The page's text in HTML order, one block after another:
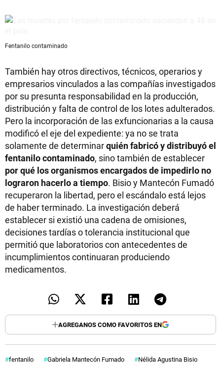
Fentanilo contaminado
También hay otros directivos, técnicos, operarios y
empresarios vinculados a las compañías investigados
por su presunta responsabilidad en la producción,
distribución y falta de control de los lotes adulterados.
Pero la incorporación de las exfuncionarias a la causa
modificó el eje del expediente: ya no se trata
solamente de determinarquién fabricó y distribuyó el
fentanilo contaminado, sino también de establecer
por qué los organismos encargados de impedirlo no
lograron hacerlo a tiempo. Bisio y Mantecón Fumadó
recuperaron la libertad, pero el escándalo está lejos
de haber terminado. La investigación deberá
establecer si existió una cadena de omisiones,
decisiones tardías o tolerancia institucional que
permitió que laboratorios con antecedentes de
incumplimientos continuaran produciendo
medicamentos.
AGREGANOS COMO FAVORITOS EN
fentanilo Gabriela Mantecón Fumado Nélida Agustina Bisio